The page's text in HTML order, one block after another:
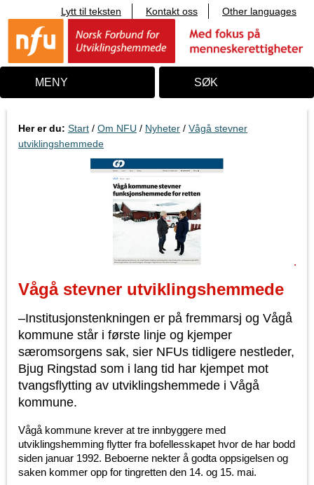
i
n
o
Lytt til teksten Kontakt oss Other languages
MENY SØK
Her er du: Start / Om NFU / Nyheter / Vågå stevner
utviklingshemmede
Vågå stevner utviklingshemmede
–Institusjonstenkningen er på fremmarsj og Vågå
kommune står i første linje og kjemper
særomsorgens sak, sier NFUs tidligere nestleder,
Bjug Ringstad som i lang tid har kjempet mot
tvangsflytting av utviklingshemmede i Vågå
kommune.
Vågå kommune krever at tre innbyggere med
utviklingshemming flytter fra bofellesskapet hvor de har bodd
siden januar 1992. Beboerne nekter å godta oppsigelsen og
saken kommer opp for tingretten den 14. og 15. mai.